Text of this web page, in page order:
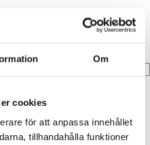
Om
cookies
för att anpassa innehållet
tillhandahålla funktioner